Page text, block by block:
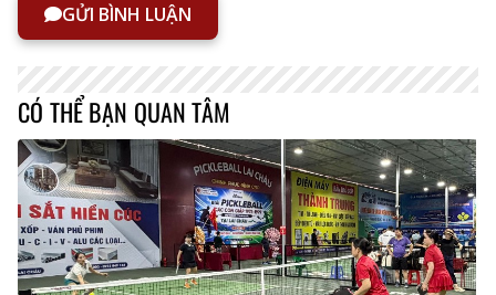
GỬI BÌNH LUẬN
CÓ THỂ BẠN QUAN TÂM